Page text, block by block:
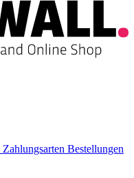
Zahlungsarten Bestellungen